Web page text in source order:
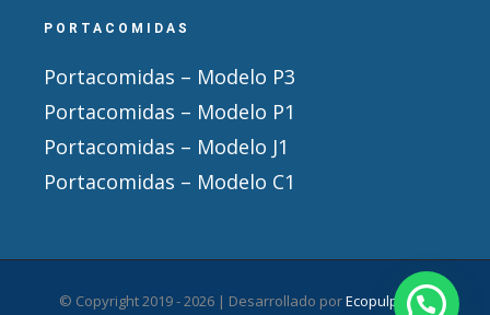
PORTACOMIDAS
Portacomidas – Modelo P3
Portacomidas – Modelo P1
Portacomidas – Modelo J1
Portacomidas – Modelo C1
© Copyright 2019 -2026 | Desarrollado porEcopulpack|